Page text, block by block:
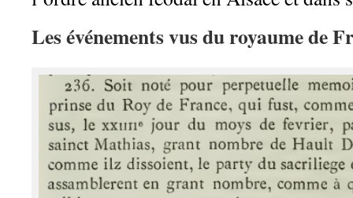
Les événements vus du royaume de